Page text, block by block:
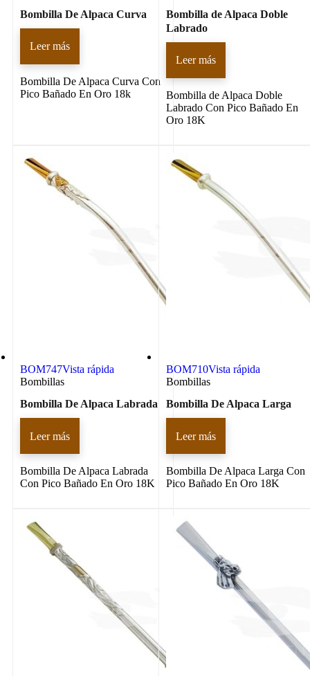
Bombilla De Alpaca Curva
Leer más
Bombilla De Alpaca Curva Con
Pico Bañado En Oro 18k
Bombilla de Alpaca Doble
Labrado
Leer más
Bombilla de Alpaca Doble
Labrado Con Pico Bañado En
Oro 18K
BOM747Vista rápida
Bombillas
Bombilla De Alpaca Labrada
Leer más
Bombilla De Alpaca Labrada
Con Pico Bañado En Oro 18K
BOM710Vista rápida
Bombillas
Bombilla De Alpaca Larga
Leer más
Bombilla De Alpaca Larga Con
Pico Bañado En Oro 18K